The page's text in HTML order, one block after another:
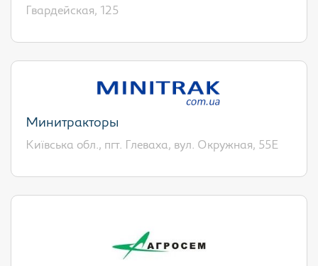
Гвардейская, 125
Минитракторы
Київська обл., пгт. Глеваха, вул. Окружная, 55Е